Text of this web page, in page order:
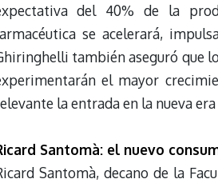
del 40% de la
se acelerará,
también aseguró que
el mayor
la entrada en la nueva
Santomà: el nuevo
Santomà, decano de la